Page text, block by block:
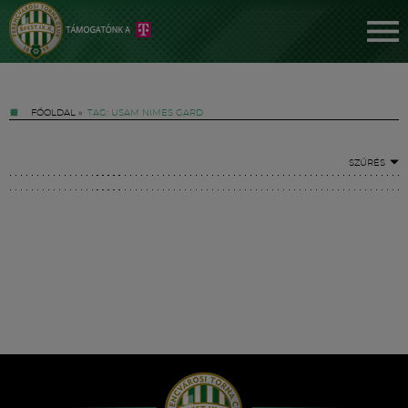
FŐOLDAL » TAG: USAM NIMES GARD
SZŰRÉS
Hírek